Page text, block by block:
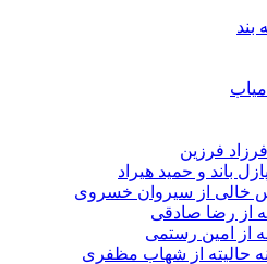
حمید هیراد
سیروان خسروی
صادقی
رستمی
از شهاب مظفری